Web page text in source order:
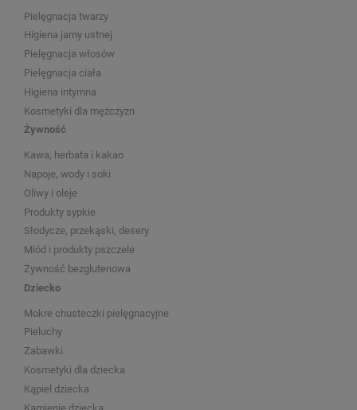
Pielęgnacja twarzy
Higiena jamy ustnej
Pielęgnacja włosów
Pielęgnacja ciała
Higiena intymna
Kosmetyki dla mężczyzn
Żywność
Kawa, herbata i kakao
Napoje, wody i soki
Oliwy i oleje
Produkty sypkie
Słodycze, przekąski, desery
Miód i produkty pszczele
Żywność bezglutenowa
Dziecko
Mokre chusteczki pielęgnacyjne
Pieluchy
Zabawki
Kosmetyki dla dziecka
Kąpiel dziecka